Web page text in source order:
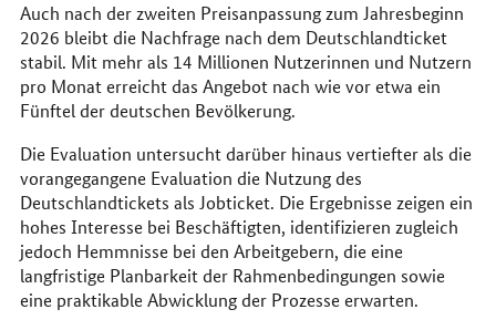
Auch nach der zweiten Preisanpassung zum Jahresbeginn
2026 bleibt die Nachfrage nach dem Deutschlandticket
stabil. Mit mehr als 14 Millionen Nutzerinnen und Nutzern
pro Monat erreicht das Angebot nach wie vor etwa ein
Fünftel der deutschen Bevölkerung.
Die Evaluation untersucht darüber hinaus vertiefter als die
vorangegangene Evaluation die Nutzung des
Deutschlandtickets als Jobticket. Die Ergebnisse zeigen ein
hohes Interesse bei Beschäftigten, identifizieren zugleich
jedoch Hemmnisse bei den Arbeitgebern, die eine
langfristige Planbarkeit der Rahmenbedingungen sowie
eine praktikable Abwicklung der Prozesse erwarten.